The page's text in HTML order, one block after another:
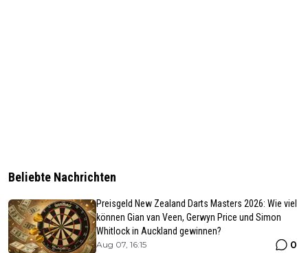
Beliebte Nachrichten
Preisgeld New Zealand Darts Masters 2026: Wie viel
können Gian van Veen, Gerwyn Price und Simon
Whitlock in Auckland gewinnen?
Aug 07, 16:15 0